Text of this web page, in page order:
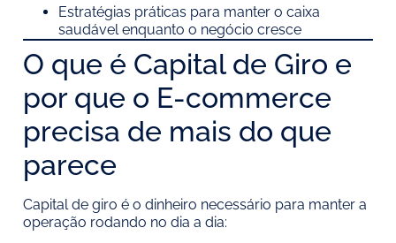
Estratégias práticas para manter o caixa
saudável enquanto o negócio cresce
O que é Capital de Giro e
por que o E-commerce
precisa de mais do que
parece
Capital de giro é o dinheiro necessário para manter a
operação rodando no dia a dia: